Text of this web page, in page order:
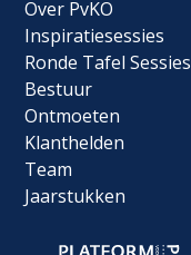
Over PvKO
Inspiratiesessies
Ronde Tafel Sessies
Bestuur
Ontmoeten
Klanthelden
Team
Jaarstukken